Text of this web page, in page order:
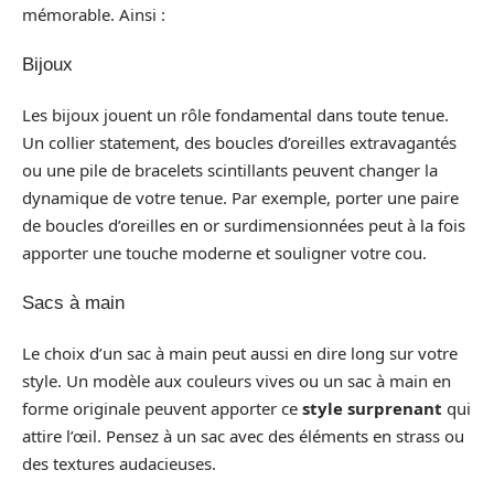
mémorable. Ainsi :
Bijoux
Les bijoux jouent un rôle fondamental dans toute tenue.
Un collier statement, des boucles d’oreilles extravagantés
ou une pile de bracelets scintillants peuvent changer la
dynamique de votre tenue. Par exemple, porter une paire
de boucles d’oreilles en or surdimensionnées peut à la fois
apporter une touche moderne et souligner votre cou.
Sacs à main
Le choix d’un sac à main peut aussi en dire long sur votre
style. Un modèle aux couleurs vives ou un sac à main en
forme originale peuvent apporter ce style surprenant qui
attire l’œil. Pensez à un sac avec des éléments en strass ou
des textures audacieuses.